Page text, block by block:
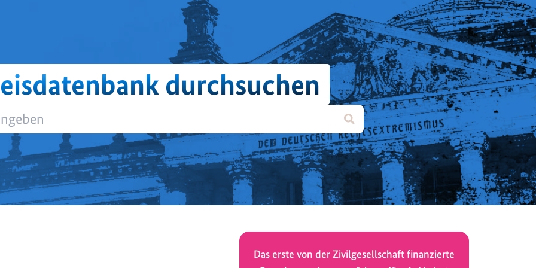
durchsuchen
Das erste von der Zivilgesellschaft finanzierte